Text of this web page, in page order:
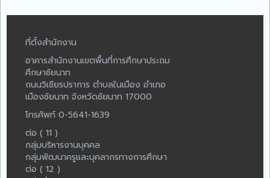
ที่ตั้งสำนักงาน
อาคารสำนักงานเขตพื้นที่การศึกษาประถม
ศึกษาชัยนาท
ถนนวิเชียรปราการ ตำบลในเมือง อำเภอ
เมืองชัยนาท จังหวัดชัยนาท 17000
โทรศัพท์ 0-5641-1639
ต่อ ( 11 )
กลุ่มบริหารงานบุคคล
กลุ่มพัฒนาครูและบุคลากรทางการศึกษา
ต่อ ( 12 )